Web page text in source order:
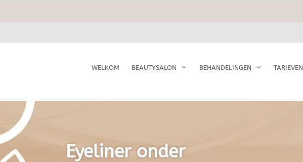
WELKOM BEAUTYSALON BEHANDELINGEN TARIEVEN
Eyeliner onder